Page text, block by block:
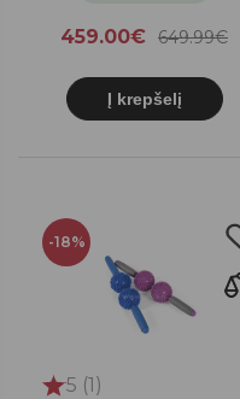
459.00€ 649.99€
Į krepšelį
-18%
5 (1)